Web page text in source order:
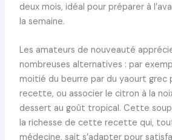
deux mois, idéal pour préparer à
la semaine.
Les amateurs de nouveauté
nombreuses alternatives : par
moitié du beurre par du yaourt grec
recette, ou associer le citron à la
dessert au goût tropical. Cette
la richesse de cette recette qui,
médecine, sait s’adapter pour